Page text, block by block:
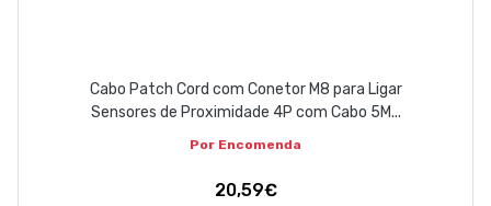
Cabo Patch Cord com Conetor M8 para Ligar
Sensores de Proximidade 4P com Cabo 5M...
Por Encomenda
20,59€